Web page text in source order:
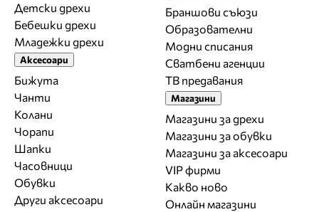
Детски дрехи
Бебешки дрехи
Младежки дрехи
Аксесоари
Бижута
Чанти
Колани
Чорапи
Шапки
Часовници
Обувки
Други аксесоари
Браншови съюзи
Образователни
Модни списания
Сватбени агенции
ТВ предавания
Магазини
Магазини за дрехи
Магазини за обувки
Магазини за aксесоари
VIP фирми
Какво ново
Онлайн магазини